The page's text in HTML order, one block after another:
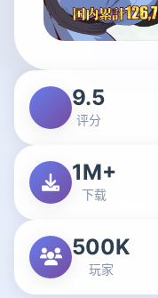
9.5
评分
1M+
下载
500K
玩家